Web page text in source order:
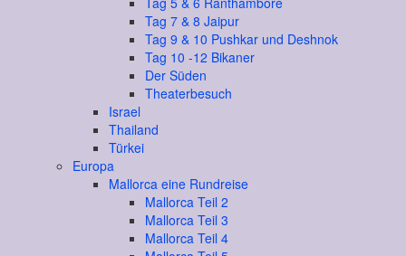
Tag 7 & 8 Jaipur
Tag 9 & 10 Pushkar und Deshnok
Tag 10 -12 Bikaner
Der Süden
Theaterbesuch
Israel
Thailand
Türkei
Europa
Mallorca eine Rundreise
Mallorca Teil 2
Mallorca Teil 3
Mallorca Teil 4